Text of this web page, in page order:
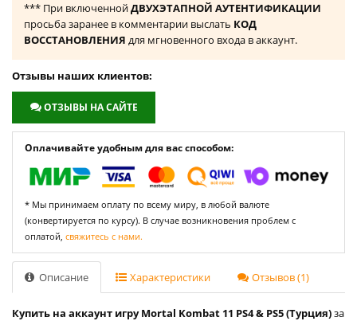
*** При включеннойДВУХЭТАПНОЙ АУТЕНТИФИКАЦИИ
просьба заранее в комментарии выслать КОД
ВОССТАНОВЛЕНИЯ для мгновенного входа в аккаунт.
Отзывы наших клиентов:
ОТЗЫВЫ НА САЙТЕ
Оплачивайте удобным для вас способом:
* Мы принимаем оплату по всему миру, в любой валюте
(конвертируется по курсу). В случае возникновения проблем с
оплатой, свяжитесь с нами.
Описание Характеристики Отзывов (1)
Купить на аккаунт игру Mortal Kombat 11 PS4 & PS5 (Турция)за